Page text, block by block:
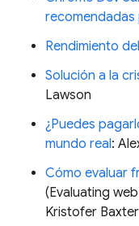
recomendadas
Rendimiento
Solución a la
Lawson
¿Puedes
mundo real:
Cómo evaluar
(Evaluating
Kristofer Baxter